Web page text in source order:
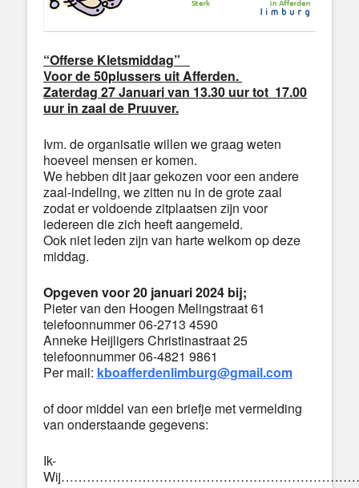
“Offerse Kletsmiddag”
Voor de 50plussers uit Afferden.
Zaterdag 27 Januari van 13.30 uur tot 17.00
uur in zaal de Pruuver.
Ivm. de organisatie willen we graag weten
hoeveel mensen er komen.
We hebben dit jaar gekozen voor een andere
zaal-indeling, we zitten nu in de grote zaal
zodat er voldoende zitplaatsen zijn voor
iedereen die zich heeft aangemeld.
Ook niet leden zijn van harte welkom op deze
middag.
Opgeven voor 20 januari 2024 bij;
Pieter van den Hoogen Melingstraat 61
telefoonnummer 06-2713 4590
Anneke Heijligers Christinastraat 25
telefoonnummer 06-4821 9861
Per mail: kboafferdenlimburg@gmail.com
of door middel van een briefje met vermelding
van onderstaande gegevens:
Ik-